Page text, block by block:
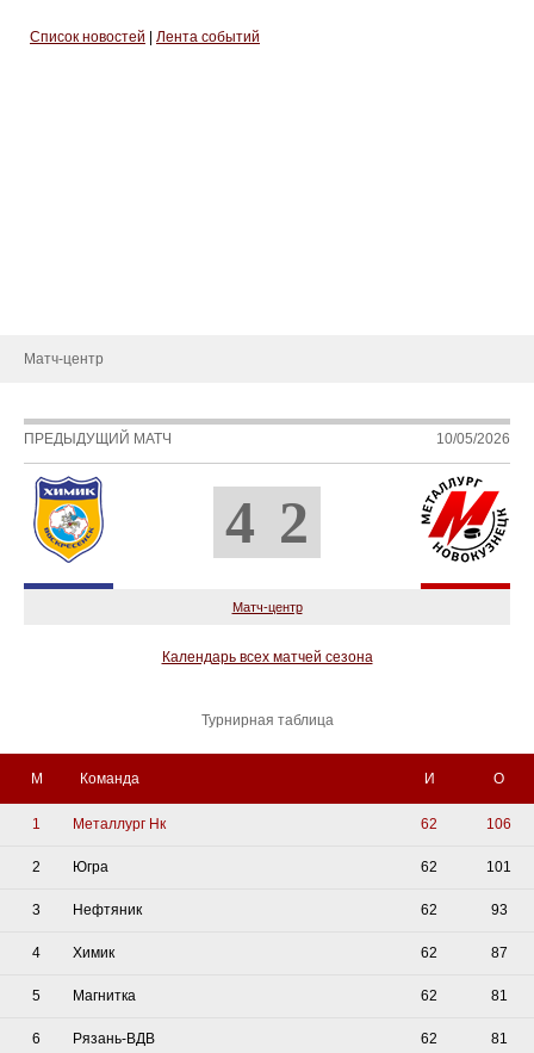
Список новостей Лента событий
Матч-центр
ПРЕДЫДУЩИЙ МАТЧ 10/05/2026
4 2
Матч-центр
Календарь всех матчей сезона
Турнирная таблица
М Команда И О
1 Металлург Нк 62 106
2 Югра 62 101
3 Нефтяник 62 93
4 Химик 62 87
5 Магнитка 62 81
6 Рязань-ВДВ 62 81